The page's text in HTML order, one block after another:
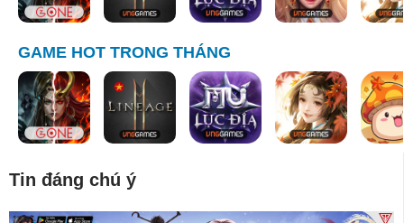
GAME HOT TRONG THÁNG
Tin đáng chú ý